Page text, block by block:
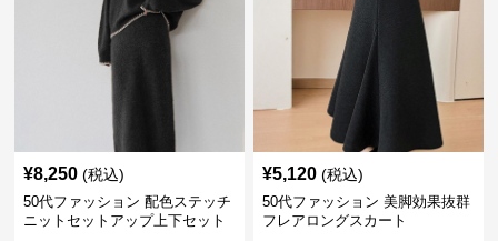
¥8,250 (税込)
50代ファッション 配色ステッチ
ニットセットアップ上下セット
¥5,120 (税込)
50代ファッション 美脚効果抜群
フレアロングスカート